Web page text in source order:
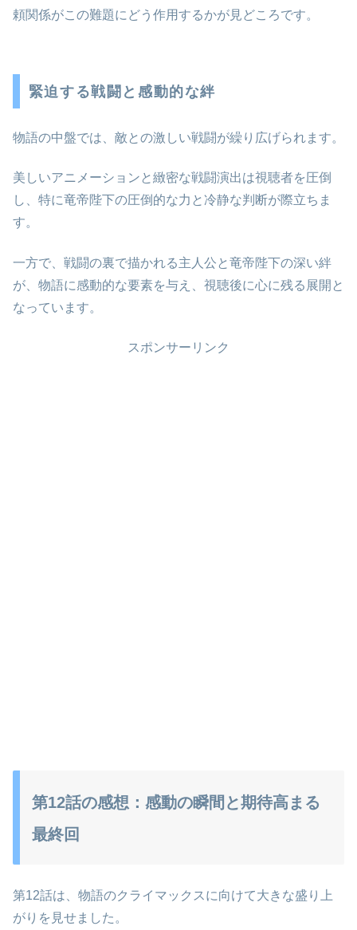
頼関係がこの難題にどう作用するかが見どころです。
緊迫する戦闘と感動的な絆
物語の中盤では、敵との激しい戦闘が繰り広げられます。
美しいアニメーションと緻密な戦闘演出は視聴者を圧倒
し、特に竜帝陛下の圧倒的な力と冷静な判断が際立ちま
す。
一方で、戦闘の裏で描かれる主人公と竜帝陛下の深い絆
が、物語に感動的な要素を与え、視聴後に心に残る展開と
なっています。
スポンサーリンク
第12話の感想：感動の瞬間と期待高まる
最終回
第12話は、物語のクライマックスに向けて大きな盛り上
がりを見せました。